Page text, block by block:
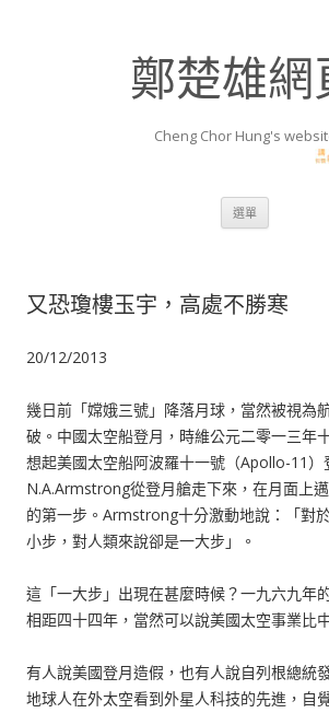
鄭楚雄網
Cheng Chor Hung's
選單
又恐瓊樓玉宇，高處不勝寒
20/12/2013
幾日前「嫦娥三號」降落月球，當然被視為
破。中國太空船登月，時維公元二零一三年
想起美國太空船阿波羅十一號（Apollo-11）
N.A.Armstrong從登月艙走下來，在月面上
的第一步。Armstrong十分激動地說：「對
小步，對人類來說卻是一大步」。
這「一大步」出現在甚麼時候？一九六九年
相距四十四年，當然可以說美國太空事業比
有人說美國登月造假，也有人說自列根總統
地球人在外太空看到外星人科技的先進，自